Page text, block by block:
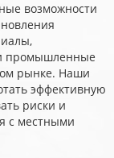
возможности
и промышленные
рынке. Наши
эффективную
риски и
с местными